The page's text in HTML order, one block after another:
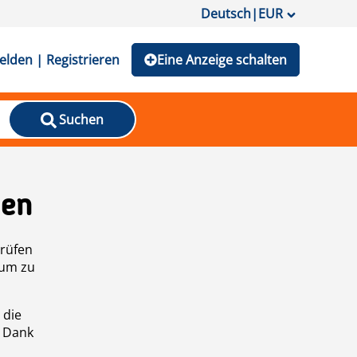
Deutsch|EUR
| Registrieren Eine Anzeige schalten
Suchen
zu
die